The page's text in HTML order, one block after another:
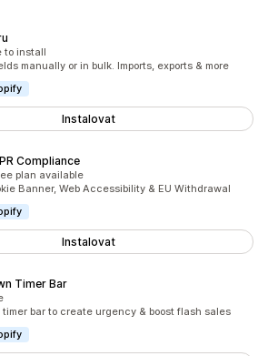
218
to install
manually or in bulk. Imports, exports & more
Instalovat
Compliance
2887
plan available
Banner, Web Accessibility & EU Withdrawal
Instalovat
Timer Bar
475
bar to create urgency & boost flash sales